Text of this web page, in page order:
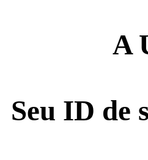
A
Seu ID de